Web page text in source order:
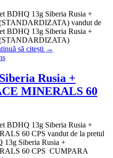
BDHQ 13g Siberia Rusia +
vandut de
BDHQ 13g Siberia Rusia +
să citești →
Rusia +
MINERALS 60
BDHQ 13g Siberia Rusia +
60 CPS vandut de la pretul
13g Siberia Rusia +
60 CPS CUMPARA